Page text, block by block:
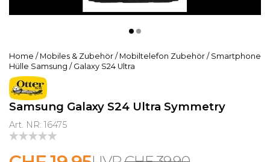
Home / Mobiles & Zubehör / Mobiltelefon Zubehör / Smartphone
Hülle Samsung / Galaxy S24 Ultra
Samsung Galaxy S24 Ultra Symmetry
Art. NR: 16475